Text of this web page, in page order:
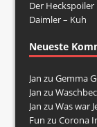
Der Heckspoiler
Daimler – Kuh
Neueste
Jan zuGemma
Jan zu
Jan zuWas war
Fun zuCorona